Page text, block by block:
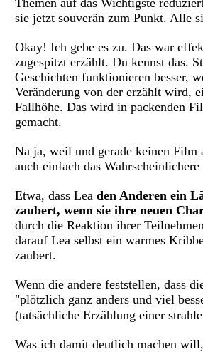
sie jetzt souverän zum Punkt. Alle
Okay! Ich gebe es zu. Das war
zugespitzt erzählt. Du kennst das.
Geschichten funktionieren besser,
Veränderung von der erzählt wird,
Fallhöhe. Das wird in packenden
gemacht.
Na ja, weil und gerade keinen Film
auch einfach das Wahrscheinlichere
Etwa, dass Lea den Anderen ein
zaubert, wenn sie ihre neuen
durch die Reaktion ihrer
darauf Lea selbst ein warmes
zaubert.
Wenn die andere feststellen, dass
"plötzlich ganz anders und viel
(tatsächliche Erzählung einer
Was ich damit deutlich machen